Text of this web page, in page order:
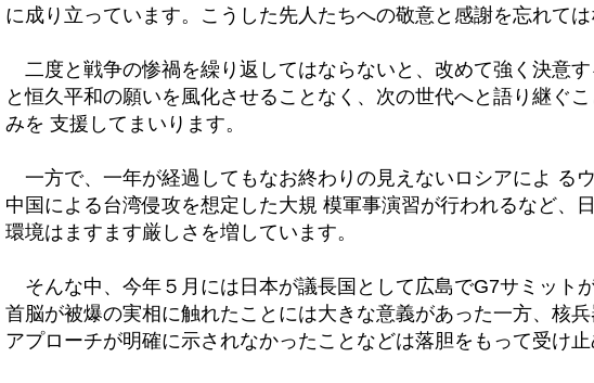
に成り立っています。こうした先人たちへの敬意と感謝を忘れては
二度と戦争の惨禍を繰り返してはならないと、改めて強く決意す
と恒久平和の願いを風化させることなく、次の世代へと語り継ぐ
みを 支援してまいります。
一方で、一年が経過してもなお終わりの見えないロシアによ るウ
中国による台湾侵攻を想定した大規 模軍事演習が行われるなど、
環境はますます厳しさを増しています。
そんな中、今年５月には日本が議長国として広島でG7サミット
首脳が被爆の実相に触れたことには大きな意義があった一方、核
アプローチが明確に示されなかったことなどは落胆をもって受け止